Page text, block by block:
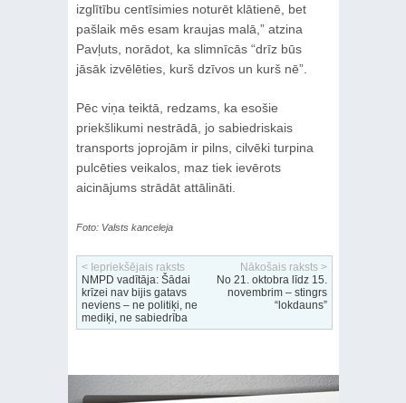
izglītību centīsimies noturēt klātienē, bet
pašlaik mēs esam kraujas malā,” atzina
Pavļuts, norādot, ka slimnīcās “drīz būs
jāsāk izvēlēties, kurš dzīvos un kurš nē”.
Pēc viņa teiktā, redzams, ka esošie
priekšlikumi nestrādā, jo sabiedriskais
transports joprojām ir pilns, cilvēki turpina
pulcēties veikalos, maz tiek ievērots
aicinājums strādāt attālināti.
Foto: Valsts kanceleja
< Iepriekšējais raksts
NMPD vadītāja: Šādai
krīzei nav bijis gatavs
neviens – ne politiķi, ne
mediķi, ne sabiedrība
Nākošais raksts >
No 21. oktobra līdz 15.
novembrim – stingrs
“lokdauns”